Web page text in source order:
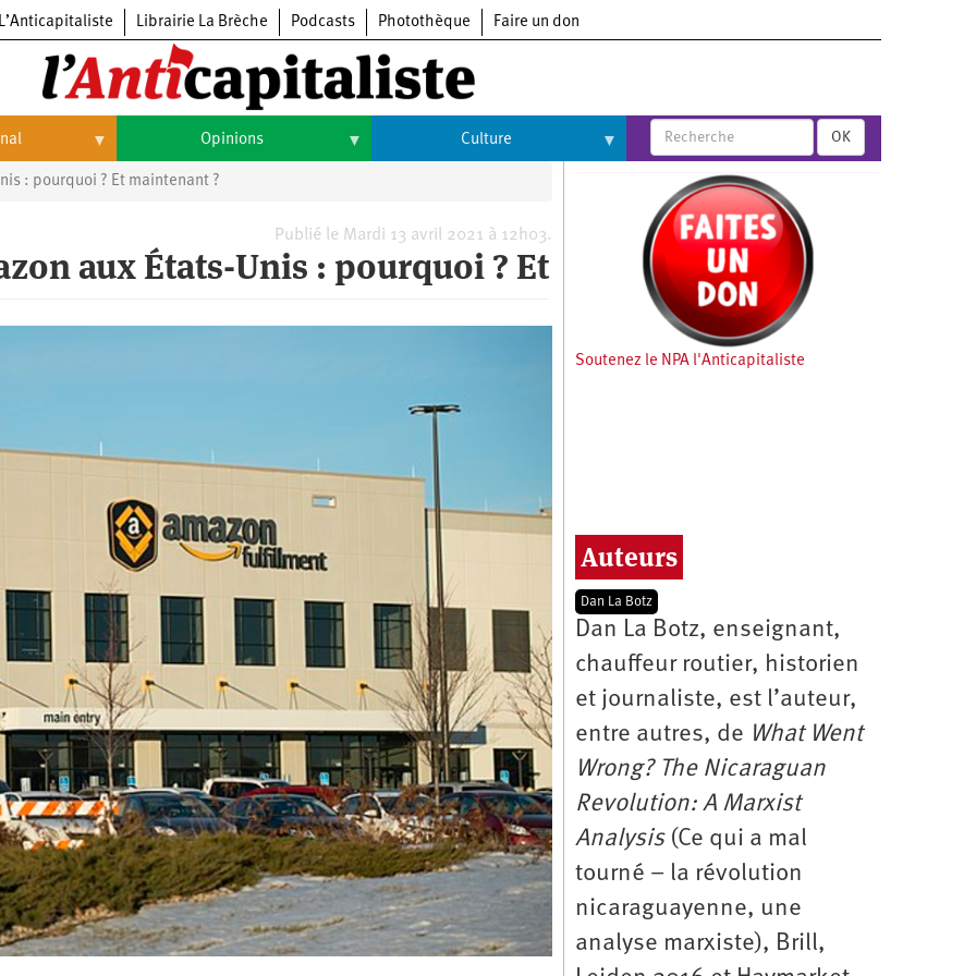
L’Anticapitaliste Librairie La Brèche Podcasts Photothèque Faire un don
Opinions
Opinions
Culture
Arts
Cinéma
Expositions
Musique
OK
: pourquoi ? Et maintenant ?
Publié le Mardi 13 avril 2021 à 12h03.
aux États-Unis : pourquoi ? Et
Soutenez le NPA l'Anticapitaliste
Auteurs
Dan La Botz
Dan La Botz, enseignant,
chauffeur routier, historien
et journaliste, est l’auteur,
entre autres, de What Went
Wrong? The Nicaraguan
Revolution: A Marxist
Analysis(Ce qui a mal
tourné – la révolution
nicaraguayenne, une
analyse marxiste), Brill,